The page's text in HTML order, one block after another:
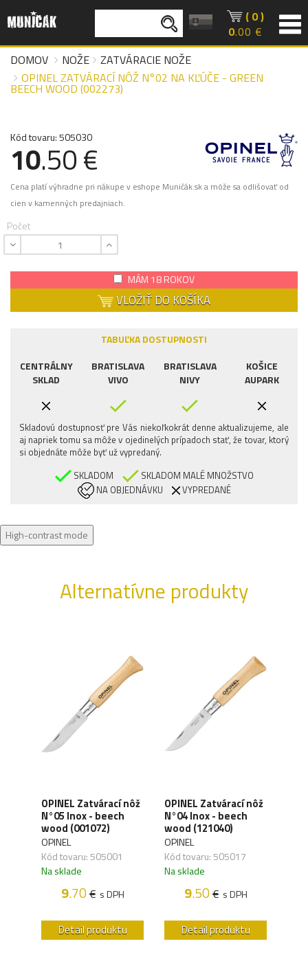
( 0 )
0.00 €
DOMOV
NOŽE
ZATVÁRACIE NOŽE
OPINEL ZATVÁRACÍ NÔŽ N°02 NA KĽÚČE - GREEN
BEECH WOOD (002273)
Kód tovaru: 505030
10.50 €
Cena platí výhradne pri nákupe v eshope Muničák.sk a môže sa odlišovať od
cien v kamenných predajniach.
Počet
MÁM 18 ROKOV
VLOŽIŤ DO KOŠÍKA
TABUĽKA DOSTUPNOSTI
CENTRÁLNY
SKLAD
BRATISLAVA
VIVO
BRATISLAVA
NIVY
KOŠICE
AUPARK
Skladovú dostupnosť pre Vás niekoľkokrát denne aktualizujeme, ale
aj napriek tomu sa môže v ojedinelých prípadoch stať, že tovar, ktorý
si objednáte môže byť už vypredaný.
SKLADOM
SKLADOM MALÉ MNOŽSTVO
NA OBJEDNÁVKU
VYPREDANÉ
High-contrast mode
Alternatívne produkty
OPINEL Zatvárací nôž
N°05 Inox - beech
wood (001072)
OPINEL
Kód tovaru: 505001
Na sklade
9.70€ s DPH
Detail produktu
OPINEL Zatvárací nôž
N°04 Inox - beech
wood (121040)
OPINEL
Kód tovaru: 505017
Na sklade
9.50€ s DPH
Detail produktu